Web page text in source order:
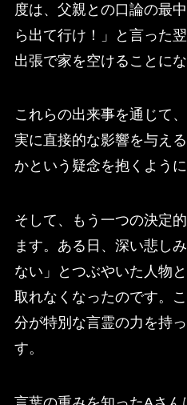
度は、父親との口論の最
ら出て行け！」と言った
出張で家を空けることにな
これらの出来事を通じて
実に直接的な影響を与え
かという疑念を抱くように
そして、もう一つの決定
ます。ある日、深い悲し
ない」とつぶやいた人物
取れなくなったのです。
分が特別な言霊の力を持
す。